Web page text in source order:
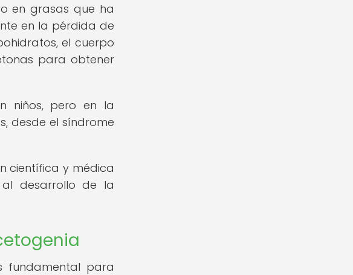
en grasas que ha
en la pérdida de
el cuerpo
para obtener
niños, pero en la
desde el síndrome
científica y médica
desarrollo de la
fundamental para